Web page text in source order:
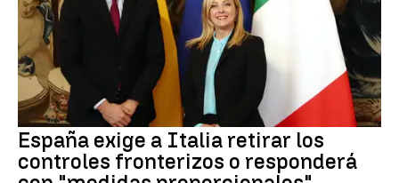
España exige a Italia retirar los
controles fronterizos o responderá